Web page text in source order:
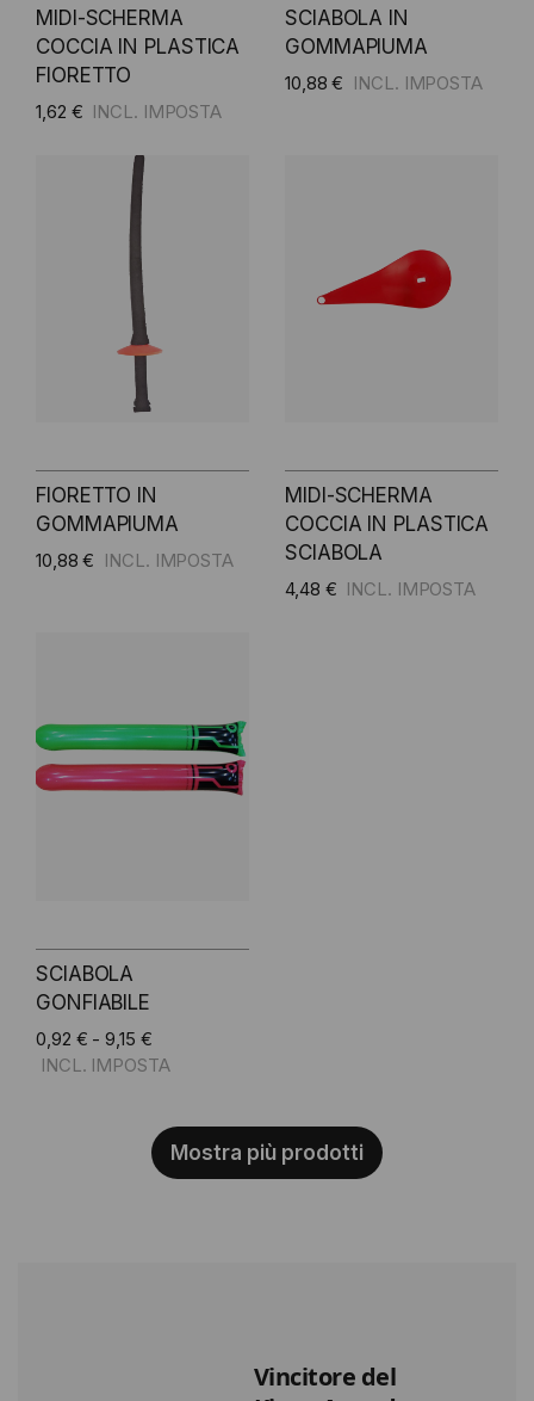
MIDI-SCHERMA
COCCIA IN PLASTICA
FIORETTO
1,62 €
SCIABOLA IN
GOMMAPIUMA
10,88 €
FIORETTO IN
GOMMAPIUMA
10,88 €
MIDI-SCHERMA
COCCIA IN PLASTICA
SCIABOLA
4,48 €
SCIABOLA
GONFIABILE
0,92 € - 9,15 €
Mostra più prodotti
Vincitore del